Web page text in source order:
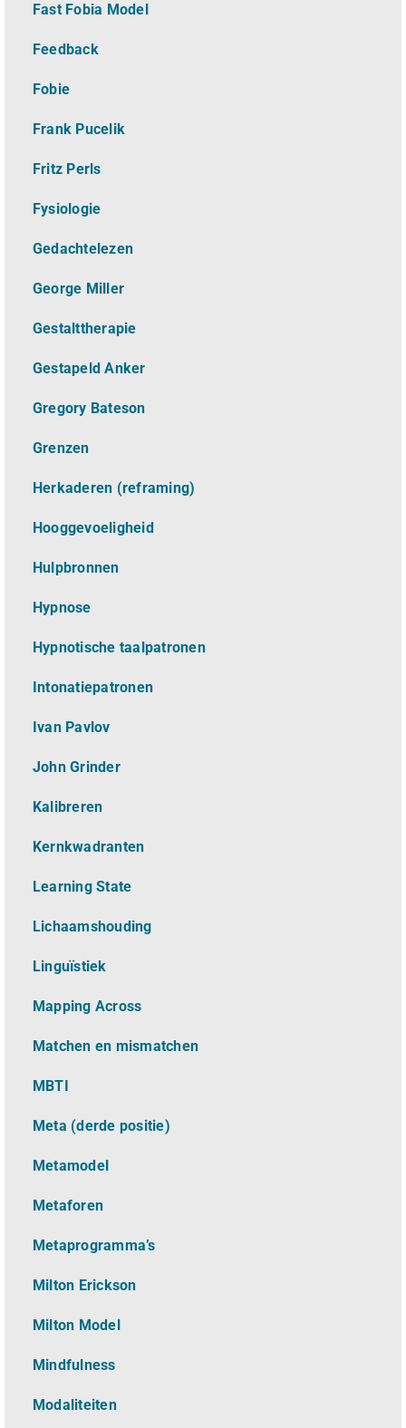
Fast Fobia Model
Feedback
Fobie
Frank Pucelik
Fritz Perls
Fysiologie
Gedachtelezen
George Miller
Gestalttherapie
Gestapeld Anker
Gregory Bateson
Grenzen
Herkaderen (reframing)
Hooggevoeligheid
Hulpbronnen
Hypnose
Hypnotische taalpatronen
Intonatiepatronen
Ivan Pavlov
John Grinder
Kalibreren
Kernkwadranten
Learning State
Lichaamshouding
Linguïstiek
Mapping Across
Matchen en mismatchen
MBTI
Meta (derde positie)
Metamodel
Metaforen
Metaprogramma’s
Milton Erickson
Milton Model
Mindfulness
Modaliteiten